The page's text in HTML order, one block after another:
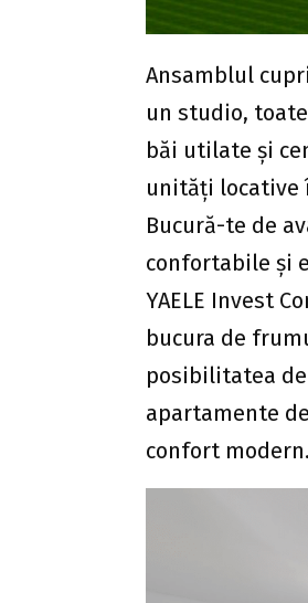
Ansamblul
un studio,
băi utilate și
unități locative
Bucură-te de
confortabile și
YAELE Invest
bucura de
posibilitatea
apartamente
confort modern.